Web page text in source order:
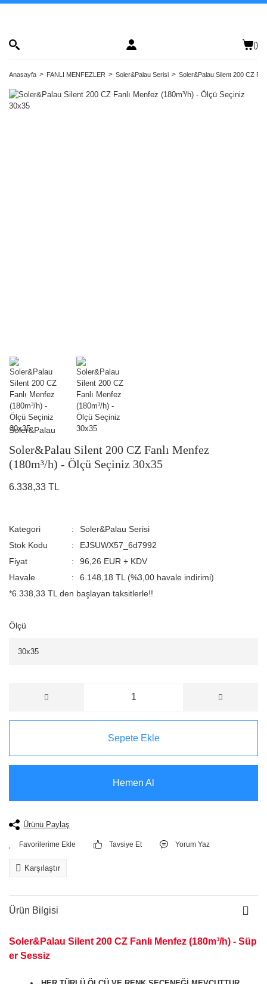
()
Anasayfa FANLI MENFEZLER Soler&Palau Serisi Soler&Palau Silent 200 CZ
Soler&Palau
Soler&Palau Silent 200 CZ Fanlı Menfez
(180m³/h) - Ölçü Seçiniz 30x35
6.338,33 TL
Kategori
Soler&Palau Serisi
Stok Kodu
EJSUWX57_6d7992
Fiyat
96,26 EUR + KDV
Havale
6.148,18 TL (%3,00 havale indirimi)
*6.338,33 TL den başlayan taksitlerle!!
Ölçü
Sepete Ekle
Hemen Al
Ürünü Paylaş
Tavsiye Et Yorum Yaz
Karşılaştır
Ürün Bilgisi
Soler&Palau Silent 200 CZ Fanlı Menfez (180m³/h) - Süp
er Sessiz